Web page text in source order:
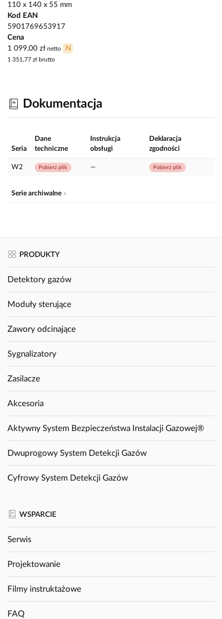
110 x 140 x 55 mm
Kod EAN
5901769653917
Cena
1 099,00 zł netto N
1 351,77 zł brutto
Dokumentacja
Seria
Dane
techniczne
Instrukcja
obsługi
Deklaracja
zgodności
W2 Pobierz plik — Pobierz plik
Serie archiwalne
PRODUKTY
Detektory gazów
Moduły sterujące
Zawory odcinające
Sygnalizatory
Zasilacze
Akcesoria
Aktywny System Bezpieczeństwa Instalacji Gazowej®
Dwuprogowy System Detekcji Gazów
Cyfrowy System Detekcji Gazów
WSPARCIE
Serwis
Projektowanie
Filmy instruktażowe
FAQ